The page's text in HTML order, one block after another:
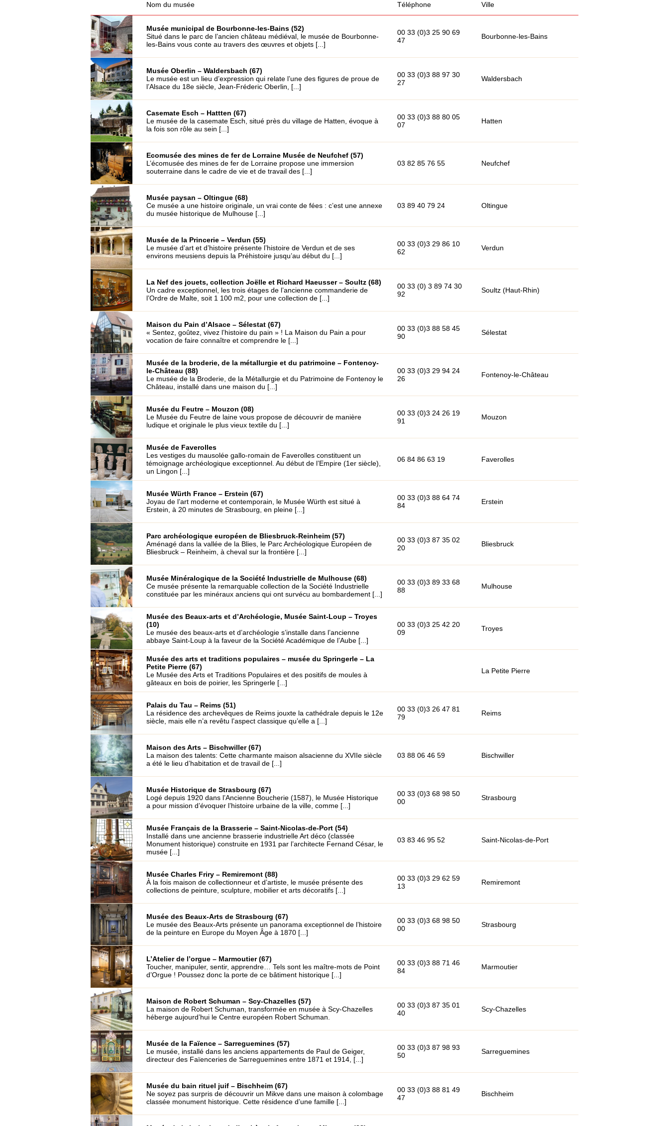
Nom du musée
Téléphone Ville
Musée municipal de Bourbonne-les-Bains (52)
Situé dans le parc de l’ancien château médiéval, le musée de Bourbonne-
les-Bains vous conte au travers des œuvres et objets [...]
00 33 (0)3 25 90 69
47
Bourbonne-les-Bains
Musée Oberlin – Waldersbach (67)
Le musée est un lieu d’expression qui relate l’une des figures de proue de
l’Alsace du 18e siècle, Jean-Fréderic Oberlin, [...]
00 33 (0)3 88 97 30
27
Waldersbach
Casemate Esch – Hattten (67)
Le musée de la casemate Esch, situé près du village de Hatten, évoque à
la fois son rôle au sein [...]
00 33 (0)3 88 80 05
07
Hatten
Ecomusée des mines de fer de Lorraine Musée de Neufchef (57)
L’écomusée des mines de fer de Lorraine propose une immersion
souterraine dans le cadre de vie et de travail des [...]
03 82 85 76 55 Neufchef
Musée paysan – Oltingue (68)
Ce musée a une histoire originale, un vrai conte de fées : c’est une annexe
du musée historique de Mulhouse [...]
03 89 40 79 24 Oltingue
Musée de la Princerie – Verdun (55)
Le musée d’art et d’histoire présente l’histoire de Verdun et de ses
environs meusiens depuis la Préhistoire jusqu’au début du [...]
00 33 (0)3 29 86 10
62
Verdun
La Nef des jouets, collection Joëlle et Richard Haeusser – Soultz (68)
Un cadre exceptionnel, les trois étages de l’ancienne commanderie de
l’Ordre de Malte, soit 1 100 m2, pour une collection de [...]
00 33 (0) 3 89 74 30
92
Soultz (Haut-Rhin)
Maison du Pain d’Alsace – Sélestat (67)
« Sentez, goûtez, vivez l’histoire du pain » ! La Maison du Pain a pour
vocation de faire connaître et comprendre le [...]
00 33 (0)3 88 58 45
90
Sélestat
Musée de la broderie, de la métallurgie et du patrimoine – Fontenoy-
le-Château (88)
Le musée de la Broderie, de la Métallurgie et du Patrimoine de Fontenoy le
Château, installé dans une maison du [...]
00 33 (0)3 29 94 24
26
Fontenoy-le-Château
Musée du Feutre – Mouzon (08)
Le Musée du Feutre de laine vous propose de découvrir de manière
ludique et originale le plus vieux textile du [...]
00 33 (0)3 24 26 19
91
Mouzon
Musée de Faverolles
Les vestiges du mausolée gallo-romain de Faverolles constituent un
témoignage archéologique exceptionnel. Au début de l’Empire (1er siècle),
un Lingon [...]
06 84 86 63 19 Faverolles
Musée Würth France – Erstein (67)
Joyau de l’art moderne et contemporain, le Musée Würth est situé à
Erstein, à 20 minutes de Strasbourg, en pleine [...]
00 33 (0)3 88 64 74
84
Erstein
Parc archéologique européen de Bliesbruck-Reinheim (57)
Aménagé dans la vallée de la Blies, le Parc Archéologique Européen de
Bliesbruck – Reinheim, à cheval sur la frontière [...]
00 33 (0)3 87 35 02
20
Bliesbruck
Musée Minéralogique de la Société Industrielle de Mulhouse (68)
Ce musée présente la remarquable collection de la Société Industrielle
constituée par les minéraux anciens qui ont survécu au bombardement [...]
00 33 (0)3 89 33 68
88
Mulhouse
Musée des Beaux-arts et d’Archéologie, Musée Saint-Loup – Troyes
(10)
Le musée des beaux-arts et d’archéologie s’installe dans l’ancienne
abbaye Saint-Loup à la faveur de la Société Académique de l’Aube [...]
00 33 (0)3 25 42 20
09
Troyes
Musée des arts et traditions populaires – musée du Springerle – La
Petite Pierre (67)
Le Musée des Arts et Traditions Populaires et des positifs de moules à
gâteaux en bois de poirier, les Springerle [...]
La Petite Pierre
Palais du Tau – Reims (51)
La résidence des archevêques de Reims jouxte la cathédrale depuis le 12e
siècle, mais elle n’a revêtu l’aspect classique qu’elle a [...]
00 33 (0)3 26 47 81
79
Reims
Maison des Arts – Bischwiller (67)
La maison des talents: Cette charmante maison alsacienne du XVIIe siècle
a été le lieu d’habitation et de travail de [...]
03 88 06 46 59 Bischwiller
Musée Historique de Strasbourg (67)
Logé depuis 1920 dans l’Ancienne Boucherie (1587), le Musée Historique
a pour mission d’évoquer l’histoire urbaine de la ville, comme [...]
00 33 (0)3 68 98 50
00
Strasbourg
Musée Français de la Brasserie – Saint-Nicolas-de-Port (54)
Installé dans une ancienne brasserie industrielle Art déco (classée
Monument historique) construite en 1931 par l’architecte Fernand César, le
musée [...]
03 83 46 95 52 Saint-Nicolas-de-Port
Musée Charles Friry – Remiremont (88)
À la fois maison de collectionneur et d’artiste, le musée présente des
collections de peinture, sculpture, mobilier et arts décoratifs [...]
00 33 (0)3 29 62 59
13
Remiremont
Musée des Beaux-Arts de Strasbourg (67)
Le musée des Beaux-Arts présente un panorama exceptionnel de l’histoire
de la peinture en Europe du Moyen Âge à 1870 [...]
00 33 (0)3 68 98 50
00
Strasbourg
L’Atelier de l’orgue – Marmoutier (67)
Toucher, manipuler, sentir, apprendre… Tels sont les maître-mots de Point
d’Orgue ! Poussez donc la porte de ce bâtiment historique [...]
00 33 (0)3 88 71 46
84
Marmoutier
Maison de Robert Schuman – Scy-Chazelles (57)
La maison de Robert Schuman, transformée en musée à Scy-Chazelles
héberge aujourd’hui le Centre européen Robert Schuman.
00 33 (0)3 87 35 01
40
Scy-Chazelles
Musée de la Faïence – Sarreguemines (57)
Le musée, installé dans les anciens appartements de Paul de Geiger,
directeur des Faïenceries de Sarreguemines entre 1871 et 1914, [...]
00 33 (0)3 87 98 93
50
Sarreguemines
Musée du bain rituel juif – Bischheim (67)
Ne soyez pas surpris de découvrir un Mikve dans une maison à colombage
classée monument historique. Cette résidence d’une famille [...]
00 33 (0)3 88 81 49
47
Bischheim